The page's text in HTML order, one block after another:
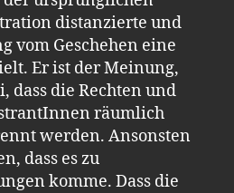
distanzierte und
vom Geschehen eine
Er ist der Meinung,
dass die Rechten und
räumlich
werden. Ansonsten
dass es zu
komme. Dass die